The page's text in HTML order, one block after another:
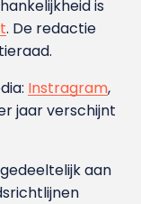
is
. De redactie
Instragram,
jaar verschijnt
aan